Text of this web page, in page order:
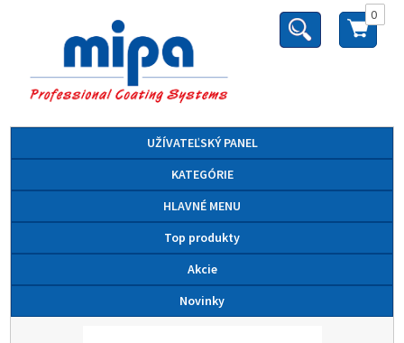
0
UŽÍVATEĽSKÝ PANEL
KATEGÓRIE
HLAVNÉ MENU
Top produkty
Akcie
Novinky